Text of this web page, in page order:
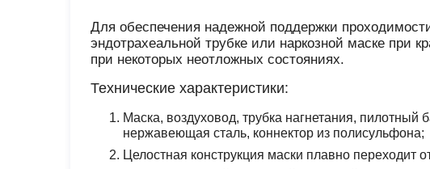
Для обеспечения надежной поддержки
эндотрахеальной трубке или наркозной маске при
при некоторых неотложных состояниях.
Технические характеристики:
Маска, воздуховод, трубка нагнетания, пилотный
нержавеющая сталь, коннектор из полисульфона;
Целостная конструкция маски плавно переходит